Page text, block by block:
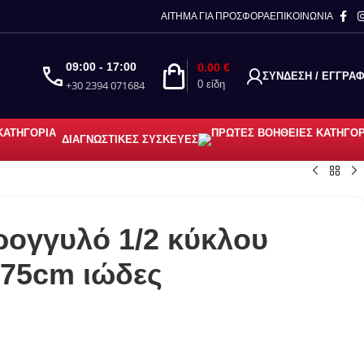
λόγω διακοπών.
μετά τις 23/08 κατά
ΑΙΤΗΜΑ ΓΙΑ ΠΡΟΣΦΟΡΑΕΠΙΚΟΙΝΩΝΙΑ
09:00 - 17:00
+30 2394 071684 0 είδη
0.00 €
ΣΎΝΔΕΣΗ /
ΔΙΑΓΝΩΣΤΙΚΈΣ ΣΥΣΚΕΥΈΣ
1/2 κύκλου
ιώδες